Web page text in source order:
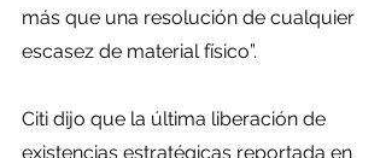
más que una resolución de cualquier
escasez de material físico”.
Citi dijo que la última liberación de
existencias estratégicas reportada en